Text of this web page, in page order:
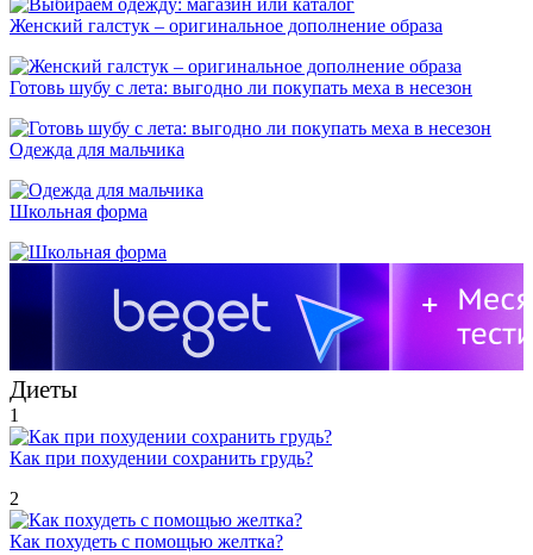
Женский галстук – оригинальное дополнение образа
Готовь шубу с лета: выгодно ли покупать меха в несезон
Одежда для мальчика
Школьная форма
Диеты
1
Как при похудении сохранить грудь?
2
Как похудеть с помощью желтка?